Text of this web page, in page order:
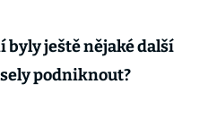
byly ještě nějaké další
podniknout?